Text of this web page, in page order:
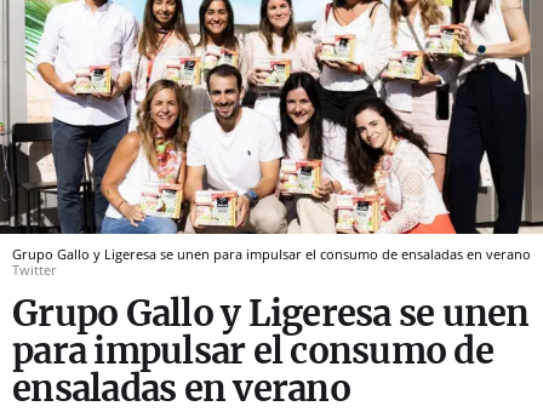
Grupo Gallo y Ligeresa se unen para impulsar el consumo de ensaladas en verano
Twitter
Grupo Gallo y Ligeresa se unen
para impulsar el consumo de
ensaladas en verano